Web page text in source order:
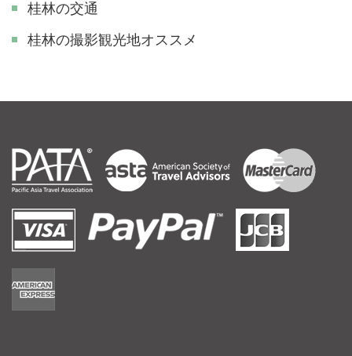
桂林の交通
​桂林の撮影観光地オススメ